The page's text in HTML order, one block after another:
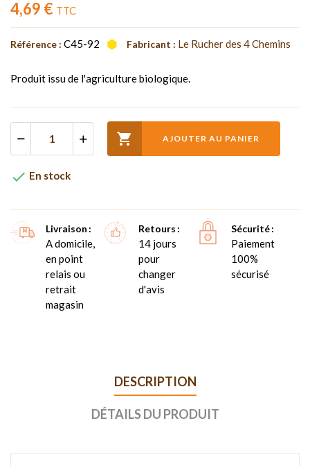
4,69 € TTC
Référence : C45-92 Fabricant : Le Rucher des 4 Chemins
Produit issu de l'agriculture biologique.
 AJOUTER AU PANIER
 En stock
Livraison
A domicile,
en point
relais ou
retrait
magasin
Retours
14 jours
pour
changer
d'avis
Sécurité
Paiement
100%
sécurisé
DESCRIPTION
DÉTAILS DU PRODUIT